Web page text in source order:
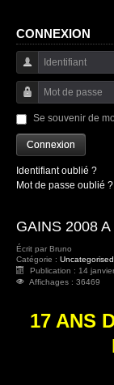
CONNEXION
Identifiant
Mot de passe
Se souvenir de
Connexion
Identifiant oublié ?
Mot de passe oublié ?
GAINS 2008 A
Écrit par Bruno
Catégorie : Uncategorised
Publication : 14
Affichages : 36469
17 ANS